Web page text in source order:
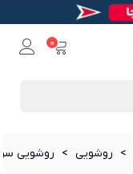
0
> روشویی > روشویی